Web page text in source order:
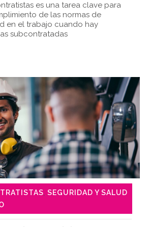
es una tarea clave para
de las normas de
en el trabajo cuando hay
subcontratadas
, SEGURIDAD Y SALUD